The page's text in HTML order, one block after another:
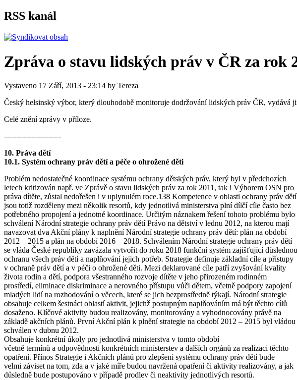
RSS kanál
Zpráva o stavu lidských práv v ČR za rok
Vystaveno 17 Září, 2013 - 23:14 by Tereza
Český helsinský výbor, který dlouhodobě monitoruje dodržování lidských práv ČR, vydává
Celé znění zprávy v příloze.
-----------------------
10. Práva dětí
10.1. Systém ochrany práv dětí a péče o ohrožené děti
Problém nedostatečné koordinace systému ochrany dětských práv, který byl v předchozích
letech kritizován např. ve Zprávě o stavu lidských práv za rok 2011, tak i Výborem OSN pro
práva dítěte, zůstal nedořešen i v uplynulém roce.138 Kompetence v oblasti ochrany práv dětí
jsou totiž rozděleny mezi několik resortů, kdy jednotlivá ministerstva plní dílčí cíle často bez
potřebného propojení a jednotné koordinace. Určitým náznakem řešení tohoto problému bylo
schválení Národní strategie ochrany práv dětí Právo na dětství v lednu 2012, na kterou mají
navazovat dva Akční plány k naplnění Národní strategie ochrany práv dětí: plán na období
2012 – 2015 a plán na období 2016 – 2018. Schválením Národní strategie ochrany práv dětí
se vláda České republiky zavázala vytvořit do roku 2018 funkční systém zajišťující důslednou
ochranu všech práv dětí a naplňování jejich potřeb. Strategie definuje základní cíle a přístupy
v ochraně práv dětí a v péči o ohrožené děti. Mezi deklarované cíle patří zvyšování kvality
života rodin a dětí, podpora všestranného rozvoje dítěte v jeho přirozeném rodinném
prostředí, eliminace diskriminace a nerovného přístupu vůči dětem, včetně podpory zapojení
mladých lidí na rozhodování o věcech, které se jich bezprostředně týkají. Národní strategie
obsahuje celkem šestnáct oblastí aktivit, jejichž postupným naplňováním má být těchto cílů
dosaženo. Klíčové aktivity budou realizovány, monitorovány a vyhodnocovány právě na
základě akčních plánů. První Akční plán k plnění strategie na období 2012 – 2015 byl vládou
schválen v dubnu 2012.
Obsahuje konkrétní úkoly pro jednotlivá ministerstva v tomto období
včetně termínů a odpovědnosti konkrétních ministerstev a dalších orgánů za realizaci těchto
opatření. Přínos Strategie i Akčních plánů pro zlepšení systému ochrany práv dětí bude
velmi záviset na tom, zda a v jaké míře budou navržená opatření či aktivity realizovány, a jak
důsledně bude postupováno v případě prodlev či neaktivity jednotlivých resortů.